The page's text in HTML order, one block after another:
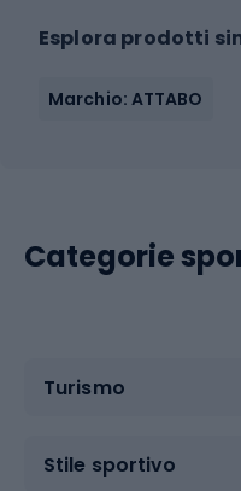
Esplora prodotti
Marchio: ATTABO
Categorie
Turismo
Stile sportivo